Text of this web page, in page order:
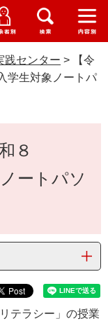
ニ
ー
ニ
ー
て ページ PDF
践センター >
【令
学生対象ノートパ
８
ートパソ
テラシー」の授業